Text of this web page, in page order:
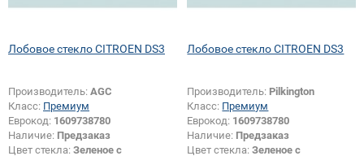
Лобовое стекло CITROEN DS3
Производитель: AGC
Класс: Премиум
Еврокод: 1609738780
Наличие: Предзаказ
Цвет стекла: Зеленое с
Лобовое стекло CITROEN DS3
Производитель: Pilkington
Класс: Премиум
Еврокод: 1609738780
Наличие: Предзаказ
Цвет стекла:Зеленое с